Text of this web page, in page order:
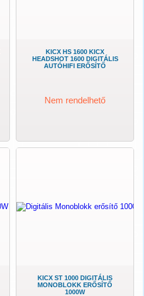
KICX HS 1600 KICX
HEADSHOT 1600 DIGITÁLIS
AUTÓHIFI ERŐSÍTŐ
Nem rendelhető
KICX ST 1000 DIGITÁLIS
MONOBLOKK ERŐSÍTŐ
1000W